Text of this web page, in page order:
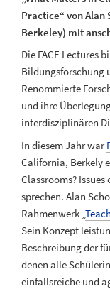
Practice“ von
Berkeley) mit
Die FACE Lectures
Bildungsforschung
Renommierte
und ihre
interdisziplinären
In diesem Jahr war
California, Berkely
Classrooms?
sprechen. Alan
Rahmenwerk „
Sein Konzept
Beschreibung der
denen alle
einfallsreiche und